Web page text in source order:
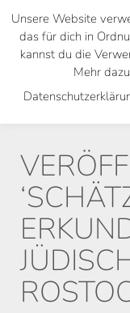
Skip
main
Unsere Website
das für dich in
kannst du die
Mehr